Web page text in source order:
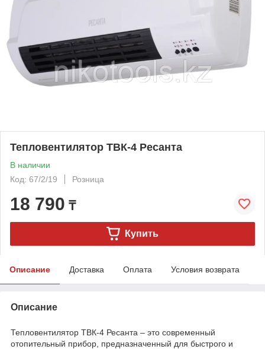
Тепловентилятор ТВК-4 Ресанта
В наличии
Код: 67/2/19
Розница
18 790 ₸
Купить
Описание Доставка Оплата Условия возврата
Описание
Тепловентилятор ТВК-4 Ресанта – это современный
отопительный прибор, предназначенный для быстрого и